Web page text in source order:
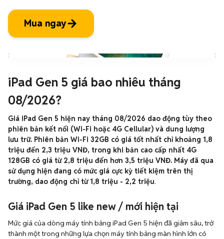
Mua ngay
iPad Gen 5 giá bao nhiêu tháng
08/2026?
Giá iPad Gen 5 hiện nay tháng 08/2026 dao động tùy theo
phiên bản kết nối (Wi-Fi hoặc 4G Cellular) và dung lượng
lưu trữ. Phiên bản Wi-Fi 32GB có giá tốt nhất chỉ khoảng 1,8
triệu đến 2,3 triệu VNĐ, trong khi bản cao cấp nhất 4G
128GB có giá từ 2,8 triệu đến hơn 3,5 triệu VNĐ. Máy đã qua
sử dụng hiện đang có mức giá cực kỳ tiết kiệm trên thị
trường, dao động chỉ từ 1,8 triệu - 2,2 triệu.
Giá iPad Gen 5 like new / mới hiện tại
Mức giá của dòng máy tính bảng iPad Gen 5 hiện đã giảm sâu, trở
thành một trong những lựa chọn máy tính bảng màn hình lớn có